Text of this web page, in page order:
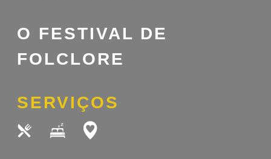
O FESTIVAL DE
FOLCLORE
SERVIÇOS